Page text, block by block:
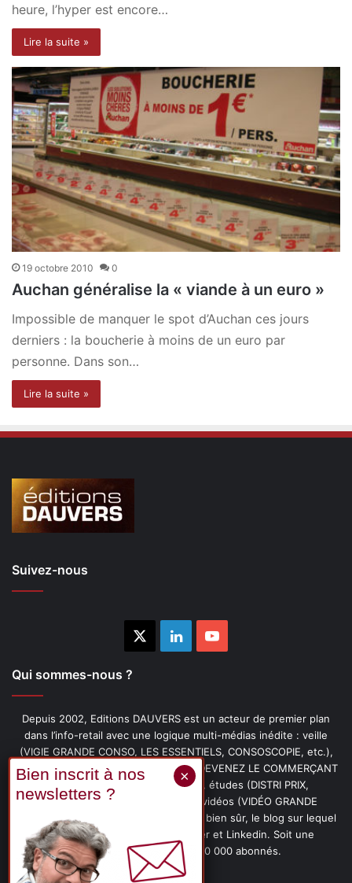
heure, l’hyper est encore…
Lire la suite »
19 octobre 2010 0
Auchan généralise la « viande à un euro »
Impossible de manquer le spot d’Auchan ces jours
derniers : la boucherie à moins de un euro par
personne. Dans son…
Lire la suite »
Suivez-nous
LinkedinYouTube
Qui sommes-nous ?
Depuis 2002, Editions DAUVERS est un acteur de premier plan
dans l’info-retail avec une logique multi-médias inédite : veille
(VIGIE GRANDE CONSO, LES ESSENTIELS, CONSOSCOPIE, etc.),
livres (PENSER-CLIENT, IMAGE-PRIX, DEVENEZ LE COMMERÇANT
PRÉFÉRÉ DE VOS CLIENTS, etc.), études (DISTRI PRIX,
PROMOFLASH, DRIVE INSIGHTS), vidéos (VIDÉO GRANDE
CONSO), podcasts (CAFÉ CONSO) et, bien sûr, le blog sur lequel
vous êtes, ainsi que les fils Twitter et Linkedin. Soit une
communauté de plus de 150 000 abonnés.